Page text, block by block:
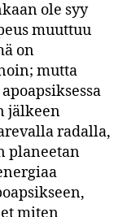
ole syy
muuttuu
on
mutta
jälkeen
radalla,
planeetan